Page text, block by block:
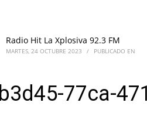
Radio Hit La Xplosiva 92.3 FM
MARTES, 24 OCTUBRE 2023 / PUBLICADO EN
77ca-